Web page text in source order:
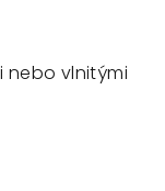
nebo vlnitými